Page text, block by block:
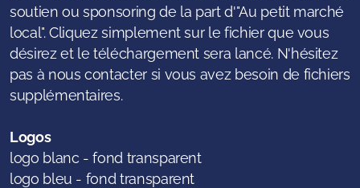
soutien ou sponsoring de la part d'"Au petit marché
local". Cliquez simplement sur le fichier que vous
désirez et le téléchargement sera lancé. N'hésitez
pas à nous contacter si vous avez besoin de fichiers
supplémentaires.
Logos
logo blanc - fond transparent
logo bleu - fond transparent